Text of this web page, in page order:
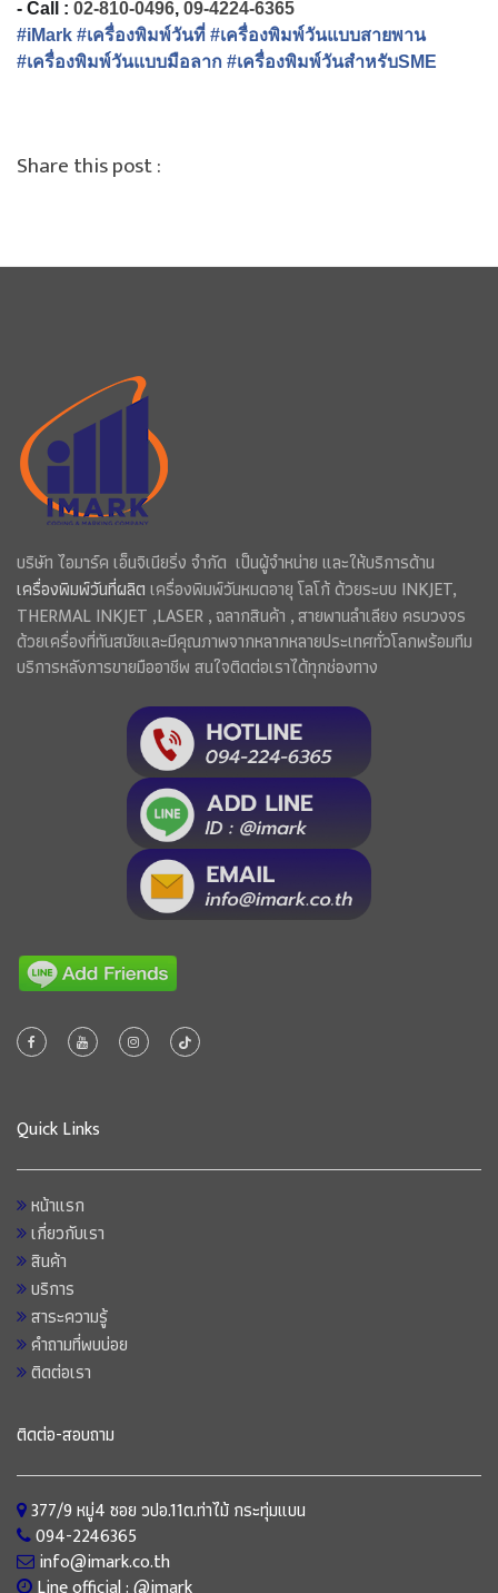
- Call : 02-810-0496, 09-4224-6365
#iMark #เครื่องพิมพ์วันที่ #เครื่องพิมพ์วันแบบสายพาน
#เครื่องพิมพ์วันแบบมือลาก #เครื่องพิมพ์วันสำหรับSME
Share this post :
บริษัท ไอมาร์ค เอ็นจิเนียริ่ง จำกัด เป็นผู้จำหน่าย และให้บริการด้าน
เครื่องพิมพ์วันที่ผลิตเครื่องพิมพ์วันหมดอายุ โลโก้ ด้วยระบบ INKJET,
THERMAL INKJET ,LASER , ฉลากสินค้า , สายพานลำเลียง ครบวงจร
ด้วยเครื่องที่ทันสมัยและมีคุณภาพจากหลากหลายประเทศทั่วโลกพร้อมทีม
บริการหลังการขายมืออาชีพ สนใจติดต่อเราได้ทุกช่องทาง
Quick Links
หน้าแรก
เกี่ยวกับเรา
สินค้า
บริการ
สาระความรู้
คำถามที่พบบ่อย
ติดต่อเรา
ติดต่อ-สอบถาม
377/9 หมู่4 ซอย วปอ.11ต.ท่าไม้ กระทุ่มแบน
094-2246365
info@imark.co.th